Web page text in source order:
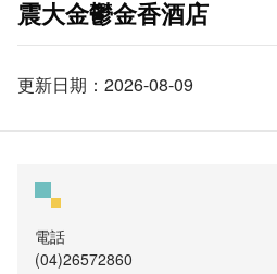
震大金鬱金香酒店
更新日期：2026-08-09
電話
(04)26572860